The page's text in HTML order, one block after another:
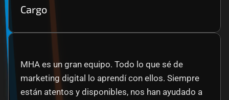
Cargo
MHA es un gran equipo. Todo lo que sé de
marketing digital lo aprendí con ellos. Siempre
están atentos y disponibles, nos han ayudado a